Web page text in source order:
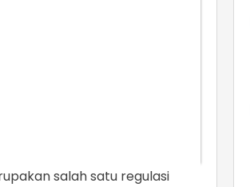
salah satu regulasi